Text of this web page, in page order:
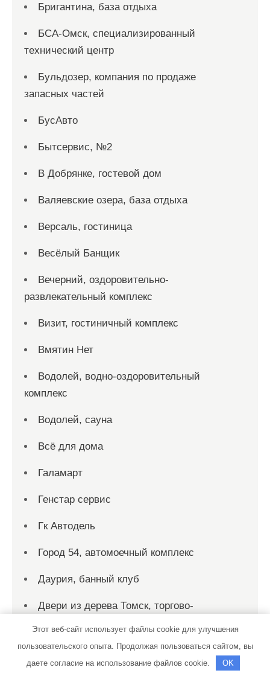
Бригантина, база отдыха
БСА-Омск, специализированный
технический центр
Бульдозер, компания по продаже
запасных частей
БусАвто
Бытсервис, №2
В Добрянке, гостевой дом
Валяевские озера, база отдыха
Версаль, гостиница
Весёлый Банщик
Вечерний, оздоровительно-
развлекательный комплекс
Визит, гостиничный комплекс
Вмятин Нет
Водолей, водно-оздоровительный
комплекс
Водолей, сауна
Всё для дома
Галамарт
Генстар сервис
Гк Автодель
Город 54, автомоечный комплекс
Даурия, банный клуб
Двери из дерева Томск, торгово-
Двери на дом, торгово-монтажная
компания
Этот веб-сайт использует файлы cookie для улучшения
пользовательского опыта. Продолжая пользоваться сайтом, вы
даете согласие на использование файлов cookie.
OK